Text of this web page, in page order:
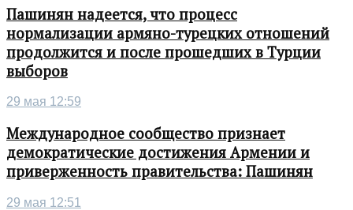
Пашинян надеется, что процесс
нормализации армяно-турецких отношений
продолжится и после прошедших в Турции
выборов
29 мая 12:59
Международное сообщество признает
демократические достижения Армении и
приверженность правительства: Пашинян
29 мая 12:51